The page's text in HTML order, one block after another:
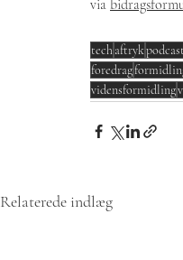
via
techaftrykpodcast
foredrag
vidensformidling
Relaterede indlæg